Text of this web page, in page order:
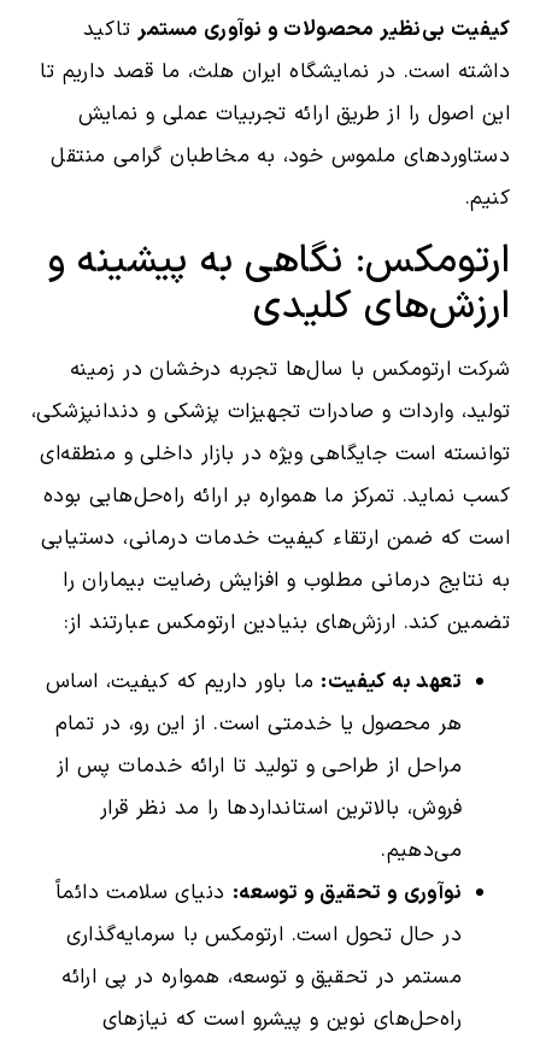
کیفیت بی‌نظیر محصولات و نوآوری مستمرتاکید
داشته است. در نمایشگاه ایران هلث، ما قصد داریم تا
این اصول را از طریق ارائه تجربیات عملی و نمایش
دستاوردهای ملموس خود، به مخاطبان گرامی منتقل
کنیم.
ارتومکس: نگاهی به پیشینه و
ارزش‌های کلیدی
شرکت ارتومکس با سال‌ها تجربه درخشان در زمینه
تولید، واردات و صادرات تجهیزات پزشکی و دندانپزشکی،
توانسته است جایگاهی ویژه در بازار داخلی و منطقه‌ای
کسب نماید. تمرکز ما همواره بر ارائه راه‌حل‌هایی بوده
است که ضمن ارتقاء کیفیت خدمات درمانی، دستیابی
به نتایج درمانی مطلوب و افزایش رضایت بیماران را
تضمین کند. ارزش‌های بنیادین ارتومکس عبارتند از:
تعهد به کیفیت: ما باور داریم که کیفیت، اساس
هر محصول یا خدمتی است. از این رو، در تمام
مراحل از طراحی و تولید تا ارائه خدمات پس از
فروش، بالاترین استانداردها را مد نظر قرار
می‌دهیم.
نوآوری و تحقیق و توسعه: دنیای سلامت دائماً
در حال تحول است. ارتومکس با سرمایه‌گذاری
مستمر در تحقیق و توسعه، همواره در پی ارائه
راه‌حل‌های نوین و پیشرو است که نیازهای